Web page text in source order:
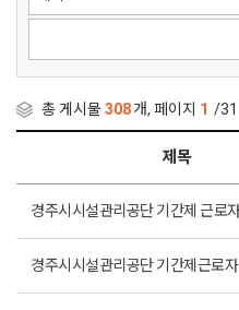
총 게시물308개, 페이지 1 /31
제목